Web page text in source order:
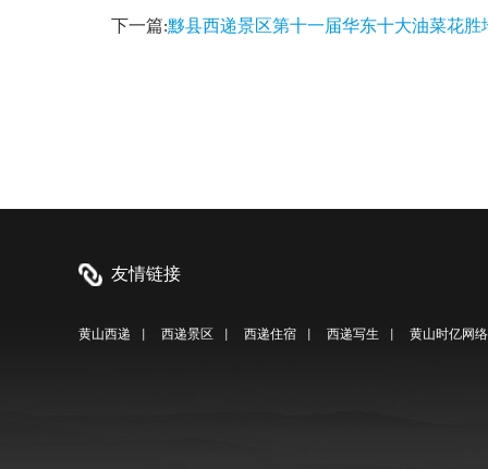
下一篇:黟县西递景区第十一届华东十大油菜花胜